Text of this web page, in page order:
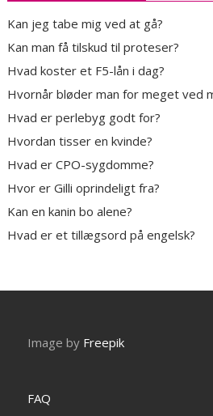
Kan jeg tabe mig ved at gå?
Kan man få tilskud til proteser?
Hvad koster et F5-lån i dag?
Hvornår bløder man for meget ved
Hvad er perlebyg godt for?
Hvordan tisser en kvinde?
Hvad er CPO-sygdomme?
Hvor er Gilli oprindeligt fra?
Kan en kanin bo alene?
Hvad er et tillægsord på engelsk?
Image by Freepik
FAQ